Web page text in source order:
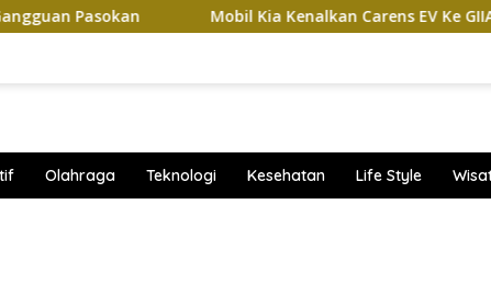
Mobil Kia Kenalkan Carens EV Ke GIIAS 2026,
Olahraga Teknologi Kesehatan Life Style